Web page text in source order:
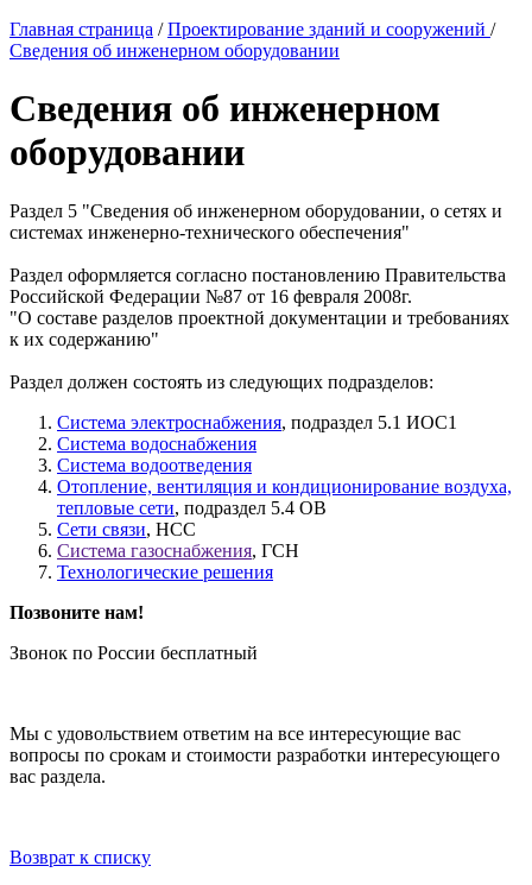
Главная страница / Проектирование зданий и сооружений /
Сведения об инженерном оборудовании
Сведения об инженерном
оборудовании
Раздел 5 "Сведения об инженерном оборудовании, о сетях и
системах инженерно-технического обеспечения"
Раздел оформляется согласно постановлению Правительства
Российской Федерации №87 от 16 февраля 2008г.
"О составе разделов проектной документации и требованиях
к их содержанию"
Раздел должен состоять из следующих подразделов:
Система электроснабжения, подраздел 5.1 ИОС1
Система водоснабжения
Система водоотведения
Отопление, вентиляция и кондиционирование воздуха,
тепловые сети, подраздел 5.4 ОВ
Сети связи, НСС
Система газоснабжения, ГСН
Технологические решения
Позвоните нам!
Звонок по России бесплатный
Мы с удовольствием ответим на все интересующие вас
вопросы по срокам и стоимости разработки интересующего
вас раздела.
Возврат к списку